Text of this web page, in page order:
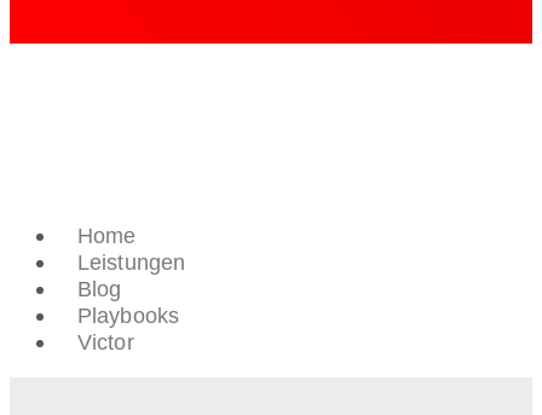
Home
Leistungen
Blog
Playbooks
Victor